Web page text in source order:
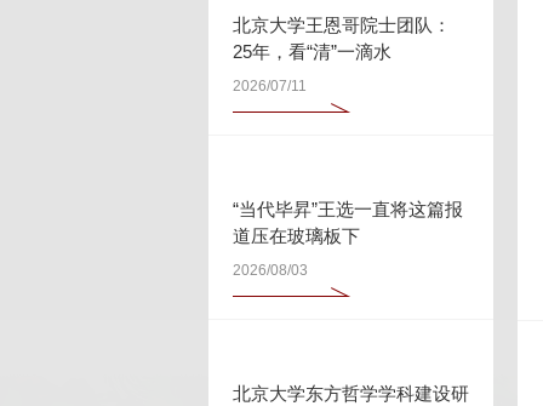
北京大学王恩哥院士团队：
25年，看“清”一滴水
2026/07/11
“当代毕昇”王选一直将这篇报
道压在玻璃板下
2026/08/03
北京大学东方哲学学科建设研